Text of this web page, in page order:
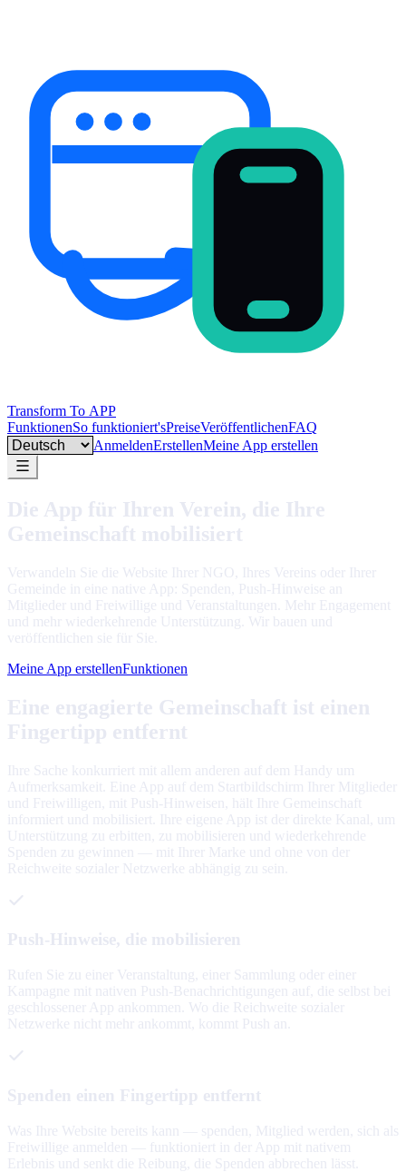
Transform To APP
FunktionenSo funktioniert'sPreiseVeröffentlichenFAQ
Language
AnmeldenErstellenMeine App erstellen
Die App für Ihren Verein, die Ihre
Gemeinschaft mobilisiert
Verwandeln Sie die Website Ihrer NGO, Ihres Vereins oder Ihrer
Gemeinde in eine native App: Spenden, Push-Hinweise an
Mitglieder und Freiwillige und Veranstaltungen. Mehr Engagement
und mehr wiederkehrende Unterstützung. Wir bauen und
veröffentlichen sie für Sie.
Meine App erstellenFunktionen
Eine engagierte Gemeinschaft ist einen
Fingertipp entfernt
Ihre Sache konkurriert mit allem anderen auf dem Handy um
Aufmerksamkeit. Eine App auf dem Startbildschirm Ihrer Mitglieder
und Freiwilligen, mit Push-Hinweisen, hält Ihre Gemeinschaft
informiert und mobilisiert. Ihre eigene App ist der direkte Kanal, um
Unterstützung zu erbitten, zu mobilisieren und wiederkehrende
Spenden zu gewinnen — mit Ihrer Marke und ohne von der
Reichweite sozialer Netzwerke abhängig zu sein.
Push-Hinweise, die mobilisieren
Rufen Sie zu einer Veranstaltung, einer Sammlung oder einer
Kampagne mit nativen Push-Benachrichtigungen auf, die selbst bei
geschlossener App ankommen. Wo die Reichweite sozialer
Netzwerke nicht mehr ankommt, kommt Push an.
Spenden einen Fingertipp entfernt
Was Ihre Website bereits kann — spenden, Mitglied werden, sich als
Freiwillige anmelden — funktioniert in der App mit nativem
Erlebnis und senkt die Reibung, die Spenden abbrechen lässt.